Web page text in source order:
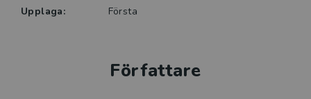
Upplaga:
Första
Författare